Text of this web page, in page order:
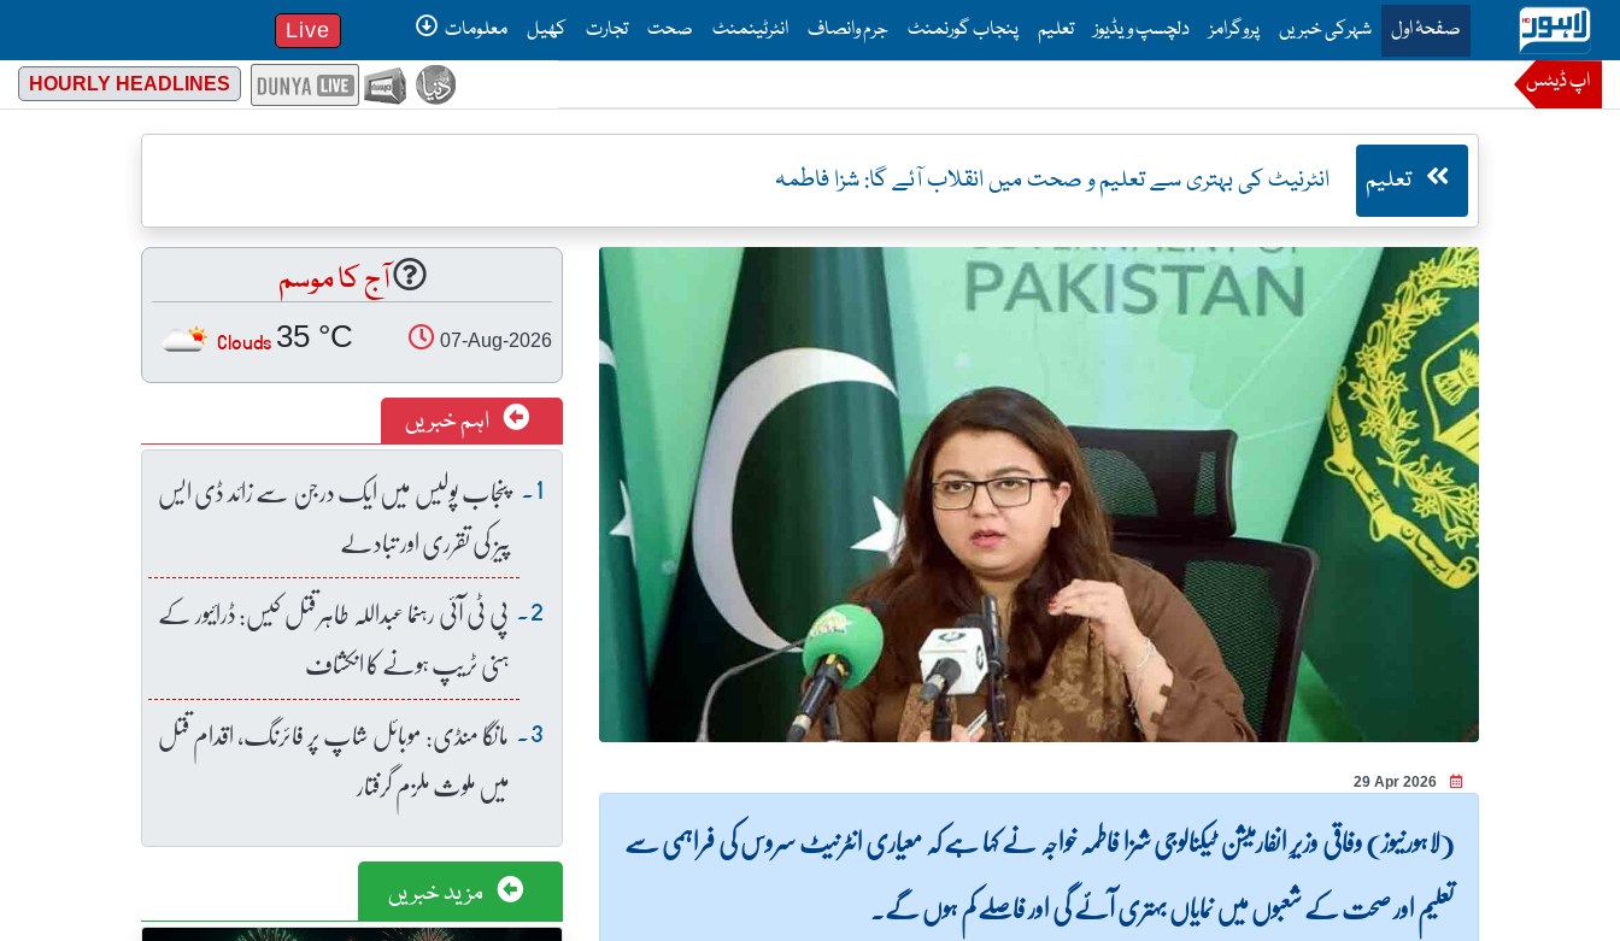
صفحۂ اولThis is the main menu for Lahore News
شہرکی خبریں پروگرامز دلچسپ ویڈیوز تعلیم پنجاب گورنمنٹ جرم وانصاف انٹرٹینمنٹ صحت تجارت کھیل معلومات Live
اپ ڈیٹس HOURLY HEADLINES
تعلیم انٹرنیٹ کی بہتری سے تعلیم و صحت میں انقلاب آئے گا: شزا فاطمہ
29 Apr 2026
(لاہورنیوز) وفاقی وزیرِ انفارمیشن ٹیکنالوجی شزا فاطمہ خواجہ نے کہا ہے کہ معیاری انٹرنیٹ سروس کی فراہمی سے
تعلیم اور صحت کے شعبوں میں نمایاں بہتری آئے گی اور فاصلے کم ہوں گے۔
آج کا موسم
07-Aug-2026
35 °C
Clouds
اہم خبریں
پنجاب پولیس میں ایک درجن سے زائد ڈی ایس
پیز کی تقرری اور تبادلے
پی ٹی آئی رہنما عبداللہ طاہر قتل کیس: ڈرائیور کے
ہنی ٹریپ ہونے کا انکشاف
مانگا منڈی: موبائل شاپ پر فائرنگ، اقدام قتل
میں ملوث ملزم گرفتار
مزید خبریں